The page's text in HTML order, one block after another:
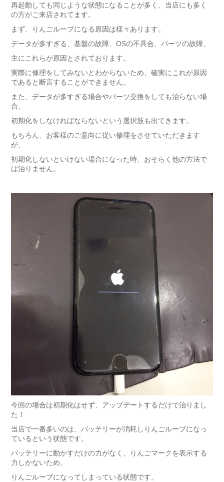
再起動しても同じような状態になることが多く、当店にも多く
の方がご来店されてます。
まず、りんごループになる原因は様々あります。
データが多すぎる、基盤の故障、OSの不具合、パーツの故障、
主にこれらが原因とされております。
実際に修理をしてみないとわからないため、確実にこれが原因
であると断言することができません。
また、データが多すぎる場合やパーツ交換をしても治らない場
合、
初期化をしなければならないという選択肢も出てきます。
もちろん、お客様のご意向に従い修理をさせていただきます
が、
初期化しないといけない場合になった時、おそらく他の方法で
は治りません。
今回の場合は初期化はせず、アップデートするだけで治りまし
た！
当店で一番多いのは、バッテリーが消耗しりんごループになっ
ているという状態です。
バッテリーに動かすだけの力がなく、りんごマークを表示する
力しかないため、
りんごループになってしまっている状態です。